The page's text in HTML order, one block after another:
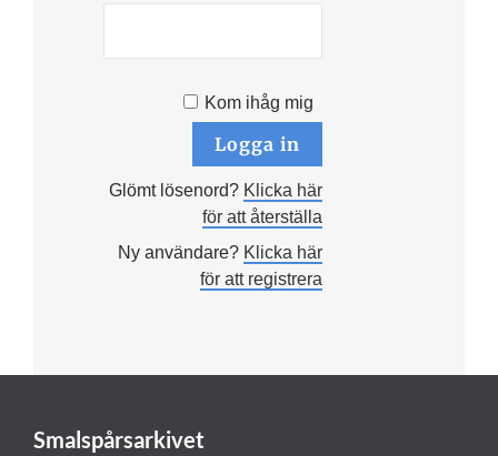
Kom ihåg mig
Glömt lösenord? Klicka här
för att återställa
Ny användare? Klicka här
för att registrera
Smalspårsarkivet